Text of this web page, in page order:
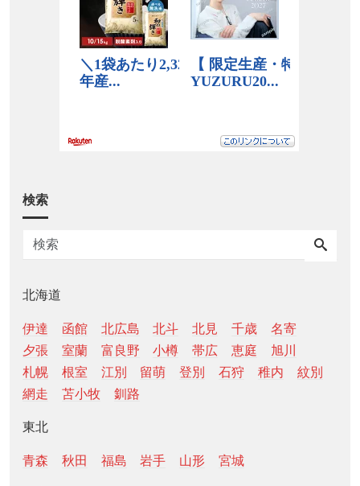
検索
北海道
伊達 函館 北広島 北斗 北見 千歳
名寄
夕張
室蘭 富良野 小樽 帯広 恵庭
旭川
札幌
根室 江別 留萌 登別 石狩 稚内
紋別
網走
苫小牧 釧路
東北
青森 秋田 福島 岩手 山形 宮城